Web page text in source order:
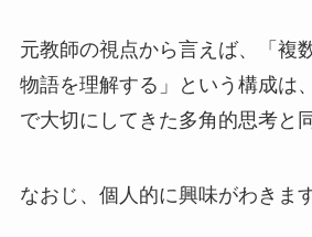
元教師の視点から言えば、「複
物語を理解する」という構成は
で大切にしてきた多角的思考と
なおじ、個人的に興味がわきます